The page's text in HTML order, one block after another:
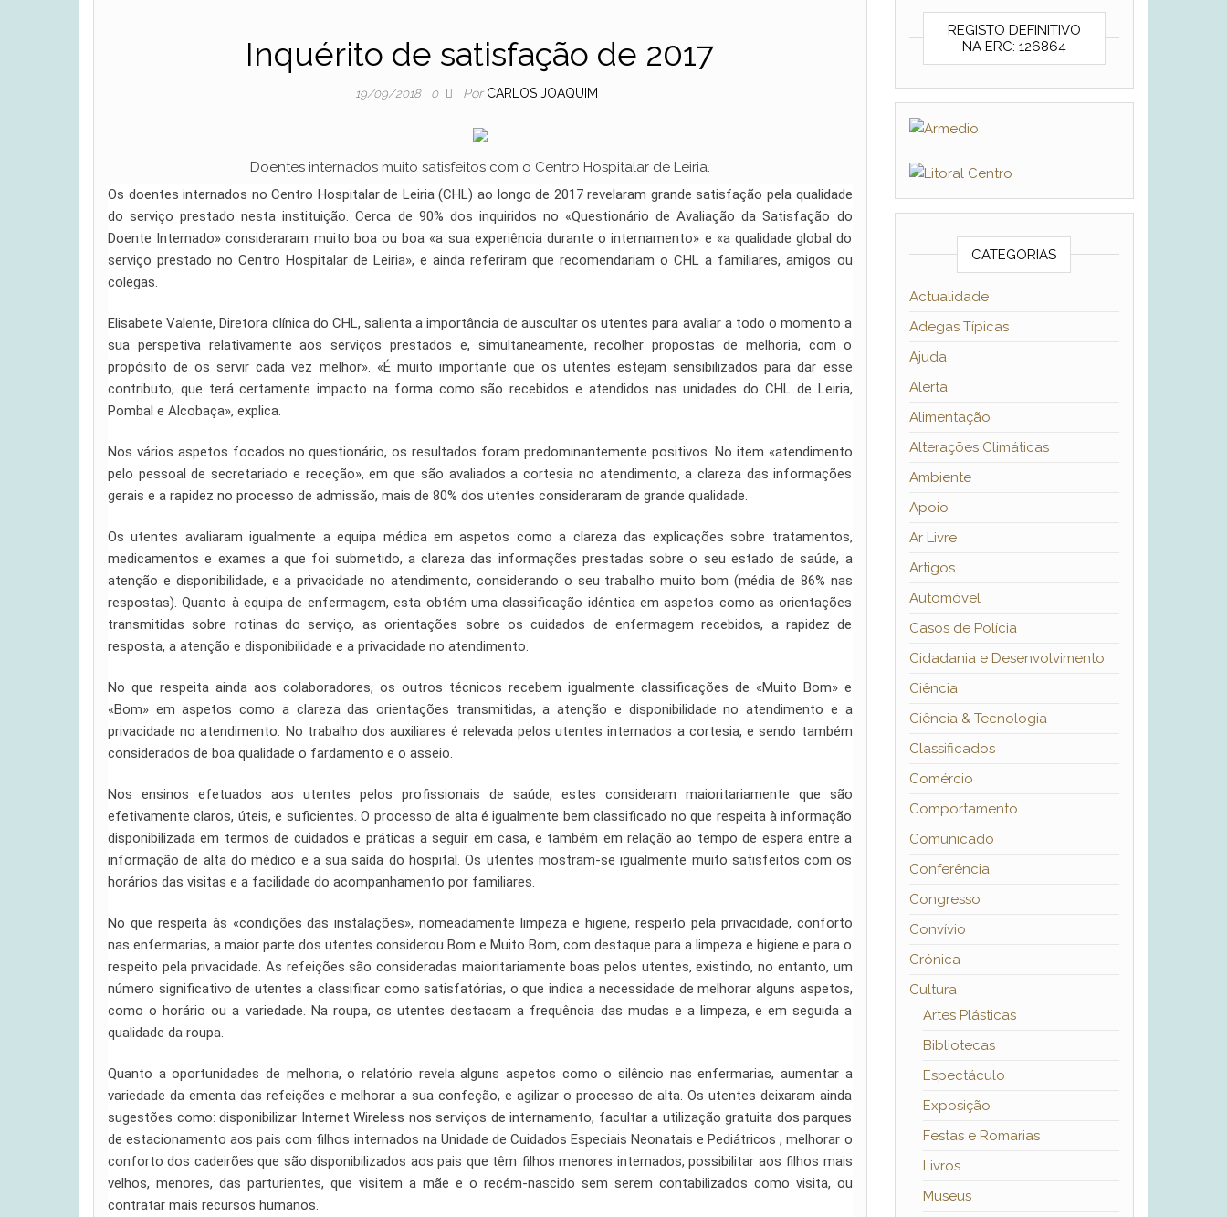
Inquérito de satisfação de 2017
19/09/2018 0 Por CARLOS JOAQUIM
Doentes internados muito satisfeitos com o Centro Hospitalar de Leiria.
Os doentes internados no Centro Hospitalar de Leiria (CHL) ao longo de 2017 revelaram grande satisfação pela qualidade
do serviço prestado nesta instituição. Cerca de 90% dos inquiridos no «Questionário de Avaliação da Satisfação do
Doente Internado» consideraram muito boa ou boa «a sua experiência durante o internamento» e «a qualidade global do
serviço prestado no Centro Hospitalar de Leiria», e ainda referiram que recomendariam o CHL a familiares, amigos ou
colegas.
Elisabete Valente, Diretora clínica do CHL, salienta a importância de auscultar os utentes para avaliar a todo o momento a
sua perspetiva relativamente aos serviços prestados e, simultaneamente, recolher propostas de melhoria, com o
propósito de os servir cada vez melhor». «É muito importante que os utentes estejam sensibilizados para dar esse
contributo, que terá certamente impacto na forma como são recebidos e atendidos nas unidades do CHL de Leiria,
Pombal e Alcobaça», explica.
Nos vários aspetos focados no questionário, os resultados foram predominantemente positivos. No item «atendimento
pelo pessoal de secretariado e receção», em que são avaliados a cortesia no atendimento, a clareza das informações
gerais e a rapidez no processo de admissão, mais de 80% dos utentes consideraram de grande qualidade.
Os utentes avaliaram igualmente a equipa médica em aspetos como a clareza das explicações sobre tratamentos,
medicamentos e exames a que foi submetido, a clareza das informações prestadas sobre o seu estado de saúde, a
atenção e disponibilidade, e a privacidade no atendimento, considerando o seu trabalho muito bom (média de 86% nas
respostas). Quanto à equipa de enfermagem, esta obtém uma classificação idêntica em aspetos como as orientações
transmitidas sobre rotinas do serviço, as orientações sobre os cuidados de enfermagem recebidos, a rapidez de
resposta, a atenção e disponibilidade e a privacidade no atendimento.
No que respeita ainda aos colaboradores, os outros técnicos recebem igualmente classificações de «Muito Bom» e
«Bom» em aspetos como a clareza das orientações transmitidas, a atenção e disponibilidade no atendimento e a
privacidade no atendimento. No trabalho dos auxiliares é relevada pelos utentes internados a cortesia, e sendo também
considerados de boa qualidade o fardamento e o asseio.
Nos ensinos efetuados aos utentes pelos profissionais de saúde, estes consideram maioritariamente que são
efetivamente claros, úteis, e suficientes. O processo de alta é igualmente bem classificado no que respeita à informação
disponibilizada em termos de cuidados e práticas a seguir em casa, e também em relação ao tempo de espera entre a
informação de alta do médico e a sua saída do hospital. Os utentes mostram-se igualmente muito satisfeitos com os
horários das visitas e a facilidade do acompanhamento por familiares.
No que respeita às «condições das instalações», nomeadamente limpeza e higiene, respeito pela privacidade, conforto
nas enfermarias, a maior parte dos utentes considerou Bom e Muito Bom, com destaque para a limpeza e higiene e para o
respeito pela privacidade. As refeições são consideradas maioritariamente boas pelos utentes, existindo, no entanto, um
número significativo de utentes a classificar como satisfatórias, o que indica a necessidade de melhorar alguns aspetos,
como o horário ou a variedade. Na roupa, os utentes destacam a frequência das mudas e a limpeza, e em seguida a
qualidade da roupa.
Quanto a oportunidades de melhoria, o relatório revela alguns aspetos como o silêncio nas enfermarias, aumentar a
variedade da ementa das refeições e melhorar a sua confeção, e agilizar o processo de alta. Os utentes deixaram ainda
sugestões como: disponibilizar Internet Wireless nos serviços de internamento, facultar a utilização gratuita dos parques
de estacionamento aos pais com filhos internados na Unidade de Cuidados Especiais Neonatais e Pediátricos , melhorar o
conforto dos cadeirões que são disponibilizados aos pais que têm filhos menores internados, possibilitar aos filhos mais
velhos, menores, das parturientes, que visitem a mãe e o recém-nascido sem serem contabilizados como visita, ou
contratar mais recursos humanos.
REGISTO DEFINITIVO
NA ERC: 126864
CATEGORIAS
Actualidade
Adegas Típicas
Ajuda
Alerta
Alimentação
Alterações Climáticas
Ambiente
Apoio
Ar Livre
Artigos
Automóvel
Casos de Polícia
Cidadania e Desenvolvimento
Ciência
Ciência & Tecnologia
Classificados
Comércio
Comportamento
Comunicado
Conferência
Congresso
Convívio
Crónica
Cultura
Artes Plásticas
Bibliotecas
Espectáculo
Exposição
Festas e Romarias
Livros
Museus